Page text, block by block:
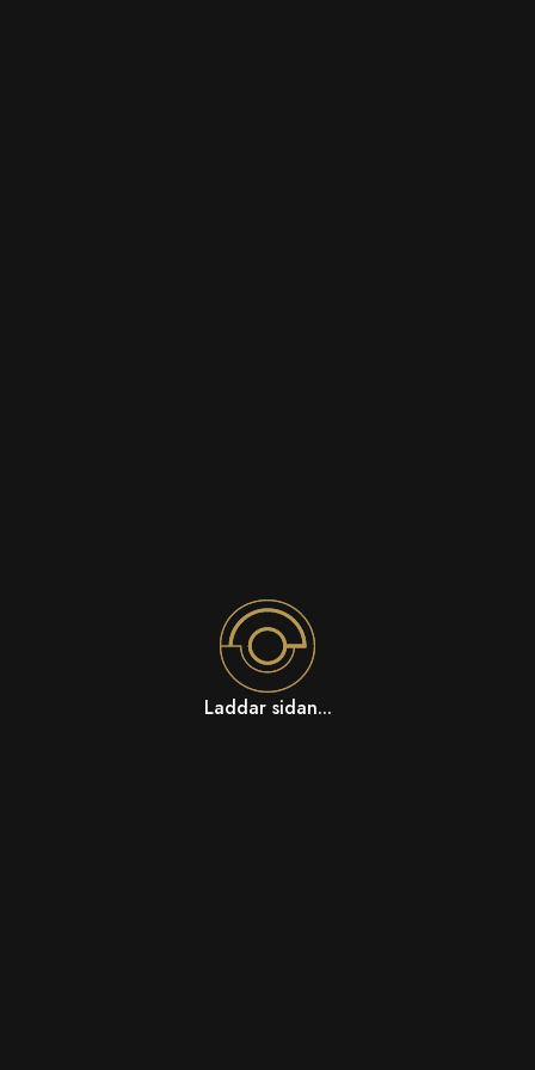
Laddar sidan...